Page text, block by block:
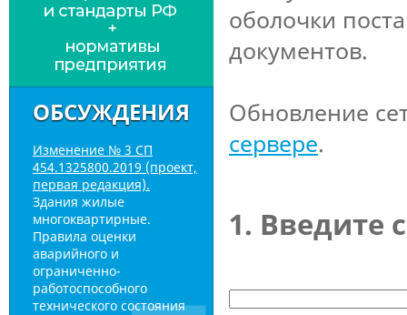
ОБСУЖДЕНИЯ
Изменение № 3 СП
454.1325800.2019 (проект,
первая редакция).
Здания жилые
многоквартирные.
Правила оценки
аварийного и
ограниченно-
работоспособного
технического состояния
оболочки
документов.
Обновление
сервере.
1. Введите